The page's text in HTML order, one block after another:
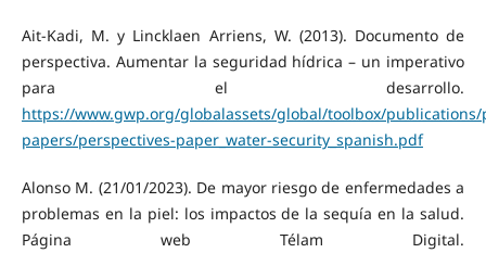
Ait-Kadi, M. y Lincklaen Arriens, W. (2013). Documento de
perspectiva. Aumentar la seguridad hídrica – un imperativo
para el desarrollo.
https://www.gwp.org/globalassets/global/toolbox/publications/
papers/perspectives-paper_water-security_spanish.pdf
Alonso M. (21/01/2023). De mayor riesgo de enfermedades a
problemas en la piel: los impactos de la sequía en la salud.
Página web Télam Digital.